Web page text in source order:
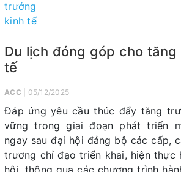
Du lịch đóng góp cho
tế
ACC | 05/12/2025
Đáp ứng yêu cầu thúc đẩy tăng
vững trong giai đoạn phát triển
ngay sau đại hội đảng bộ các cấp,
trương chỉ đạo triển khai, hiện thực
hội, thông qua các chương trình